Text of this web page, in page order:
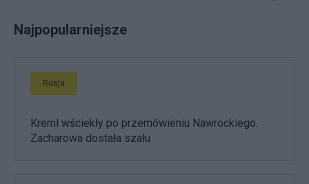
Najpopularniejsze
Rosja
Kreml wściekły po przemówieniu Nawrockiego.
Zacharowa dostała szału